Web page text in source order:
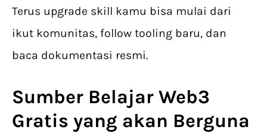
Terus upgrade skill kamu bisa mulai dari
ikut komunitas, follow tooling baru, dan
baca dokumentasi resmi.
Sumber Belajar Web3
Gratis yang akan Berguna